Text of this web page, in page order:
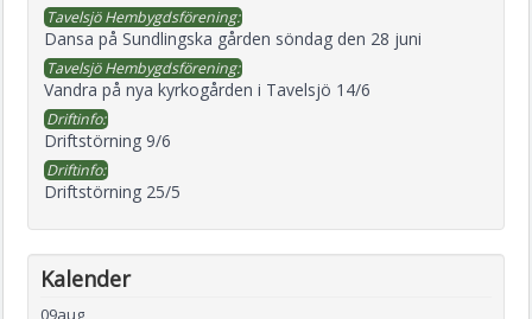
Tavelsjö Hembygdsförening:
Dansa på Sundlingska gården söndag den 28 juni
Tavelsjö Hembygdsförening:
Vandra på nya kyrkogården i Tavelsjö 14/6
Driftinfo:
Driftstörning 9/6
Driftinfo:
Driftstörning 25/5
Kalender
09aug